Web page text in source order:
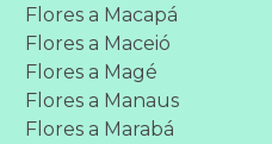
Flores a Macapá
Flores a Maceió
Flores a Magé
Flores a Manaus
Flores a Marabá